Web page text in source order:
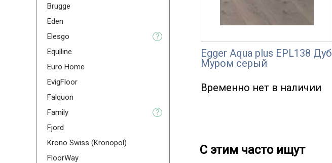
Egger Aqua plus EPL138 Дуб
Муром серый
Временно нет в наличии
С этим часто ищут
Brugge
Eden
Elesgo
?
Equlline
Euro Home
EvigFloor
Falquon
Family
?
Fjord
Krono Swiss (Kronopol)
FloorWay